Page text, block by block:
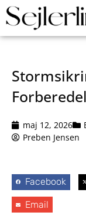
maj 12, 2026
Preben Jensen
Facebook
Email